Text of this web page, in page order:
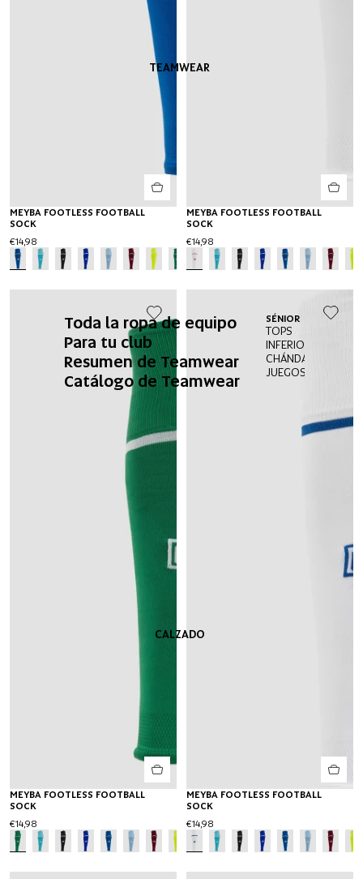
TEAMWEAR
Toda la ropa de equipo
Para tu club
Resumen de Teamwear
Catálogo de Teamwear
SÉNIOR
TOPS
INFERIORES
CHÁNDALES
JUEGOS DE
CALZADO
MEYBA FOOTLESS FOOTBALL
SOCK
€14,98
MEYBA FOOTLESS FOOTBALL
SOCK
€14,98
MEYBA FOOTLESS FOOTBALL
SOCK
€14,98
MEYBA FOOTLESS FOOTBALL
SOCK
€14,98